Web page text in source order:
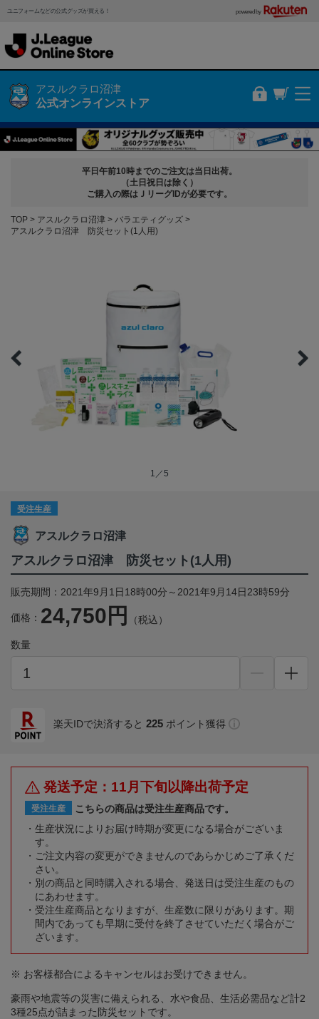
ユニフォームなどの公式グッズが買える！ powered by
アスルクラロ沼津
公式オンラインストア
平日午前10時までのご注文は当日出荷。
（土日祝日は除く）
ご購入の際はＪリーグIDが必要です。
TOP アスルクラロ沼津
バラエティグッズ
アスルクラロ沼津 防災セット(1人用)
1／5
受注生産
アスルクラロ沼津
アスルクラロ沼津 防災セット(1人用)
販売期間：2021年9月1日18時00分～2021年9月14日23時59分
価格： 24,750円 （税込）
数量
楽天IDで決済すると 225 ポイント獲得
発送予定：11月下旬以降出荷予定
受注生産
こちらの商品は受注生産商品です。
生産状況によりお届け時期が変更になる場合がございま
す。
ご注文内容の変更ができませんのであらかじめご了承くだ
さい。
別の商品と同時購入される場合、発送日は受注生産のもの
にあわせます。
受注生産商品となりますが、生産数に限りがあります。期
間内であっても早期に受付を終了させていただく場合がご
ざいます。
※ お客様都合によるキャンセルはお受けできません。
豪雨や地震等の災害に備えられる、水や食品、生活必需品など計2
3種25点が詰まった防災セットです。